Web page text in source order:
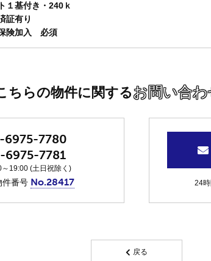
１基付き・240ｋ
証有り
保険加入 必須
ちらの物件に関するお問い合わ
6975-7780
6975-7781
19:00 (土日祝除く)
件番号 No.28417 24
戻る